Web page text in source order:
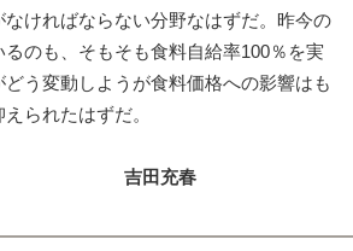
なければならない分野なはずだ。昨今の
のも、そもそも食料自給率100％を実
う変動しようが食料価格への影響はも
られたはずだ。
吉田充春